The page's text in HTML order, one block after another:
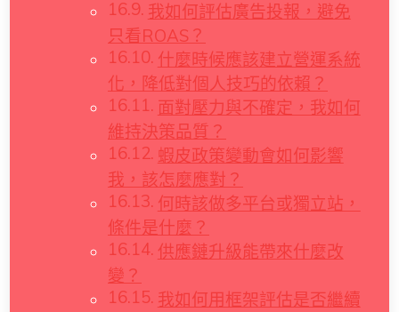
我如何評估廣告投報，避免
只看ROAS？
什麼時候應該建立營運系統
化，降低對個人技巧的依賴？
面對壓力與不確定，我如何
維持決策品質？
蝦皮政策變動會如何影響
我，該怎麼應對？
何時該做多平台或獨立站，
條件是什麼？
供應鏈升級能帶來什麼改
變？
我如何用框架評估是否繼續